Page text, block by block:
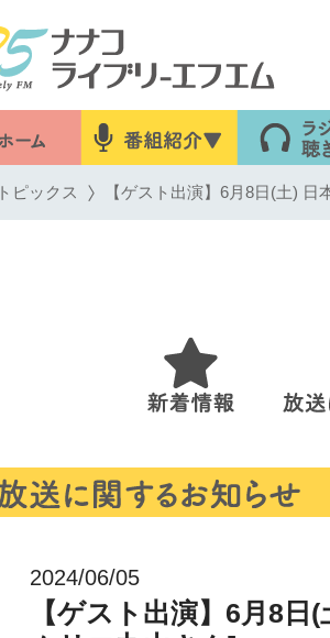
トピックス 【ゲスト出演】6月8日(土)
2024/06/05
【ゲスト出演】6月8